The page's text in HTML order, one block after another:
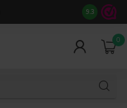
14 dagen
9.3
0